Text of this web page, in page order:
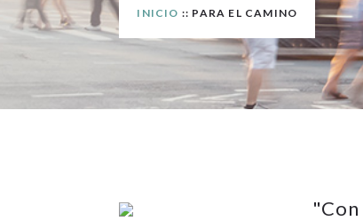
INICIO :: PARA EL CAMINO
"